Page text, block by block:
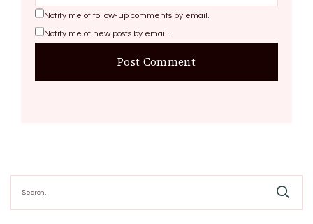
Notify me of follow-up comments by email.
Notify me of new posts by email.
for: